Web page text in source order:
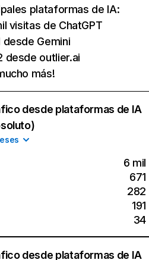
plataformas de IA:
visitas de ChatGPT
desde Gemini
desde outlier.ai
más!
desde plataformas de IA
6 mil
671
282
191
34
desde plataformas de IA